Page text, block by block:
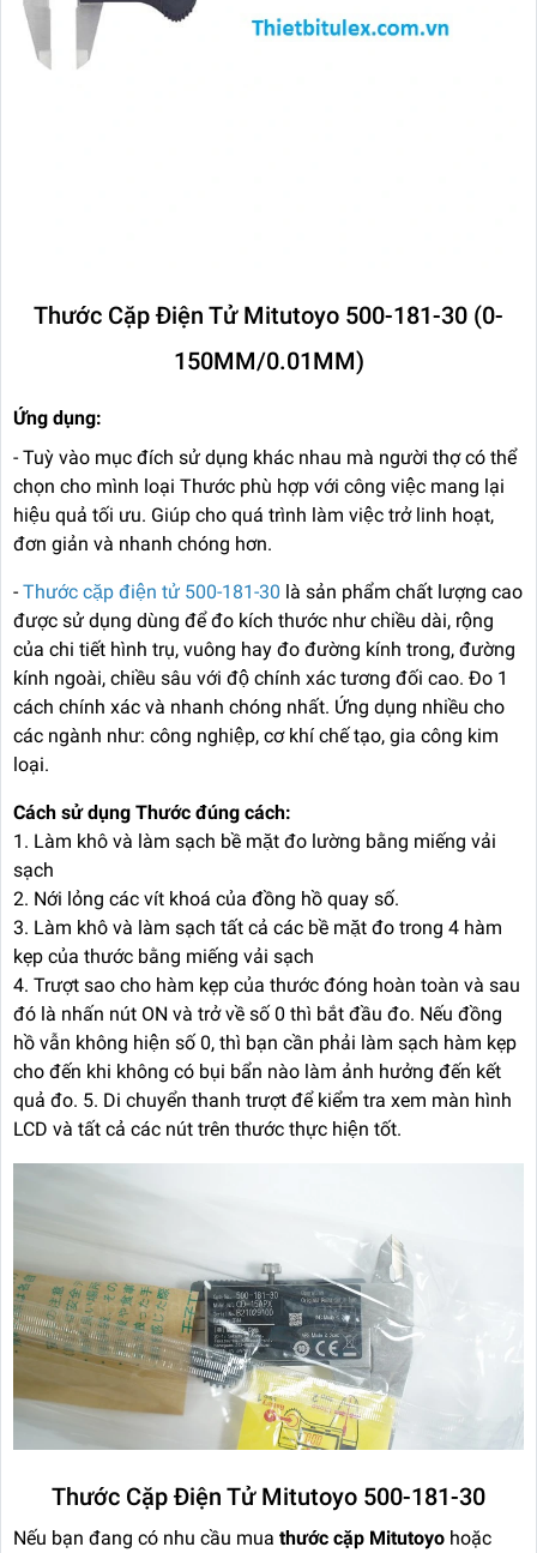
Thước Cặp Điện Tử Mitutoyo 500-181-30 (0-
150MM/0.01MM)
Ứng dụng:
- Tuỳ vào mục đích sử dụng khác nhau mà người thợ có thể
chọn cho mình loại Thước phù hợp với công việc mang lại
hiệu quả tối ưu. Giúp cho quá trình làm việc trở linh hoạt,
đơn giản và nhanh chóng hơn.
- Thước cặp điện tử 500-181-30 là sản phẩm chất lượng cao
được sử dụng dùng để đo kích thước như chiều dài, rộng
của chi tiết hình trụ, vuông hay đo đường kính trong, đường
kính ngoài, chiều sâu với độ chính xác tương đối cao. Đo 1
cách chính xác và nhanh chóng nhất. Ứng dụng nhiều cho
các ngành như: công nghiệp, cơ khí chế tạo, gia công kim
loại.
Cách sử dụng Thước đúng cách:
1. Làm khô và làm sạch bề mặt đo lường bằng miếng vải
sạch
2. Nới lỏng các vít khoá của đồng hồ quay số.
3. Làm khô và làm sạch tất cả các bề mặt đo trong 4 hàm
kẹp của thước bằng miếng vải sạch
4. Trượt sao cho hàm kẹp của thước đóng hoàn toàn và sau
đó là nhấn nút ON và trở về số 0 thì bắt đầu đo. Nếu đồng
hồ vẫn không hiện số 0, thì bạn cần phải làm sạch hàm kẹp
cho đến khi không có bụi bẩn nào làm ảnh hưởng đến kết
quả đo. 5. Di chuyển thanh trượt để kiểm tra xem màn hình
LCD và tất cả các nút trên thước thực hiện tốt.
Thước Cặp Điện Tử Mitutoyo 500-181-30
Nếu bạn đang có nhu cầu mua thước cặp Mitutoyo hoặc